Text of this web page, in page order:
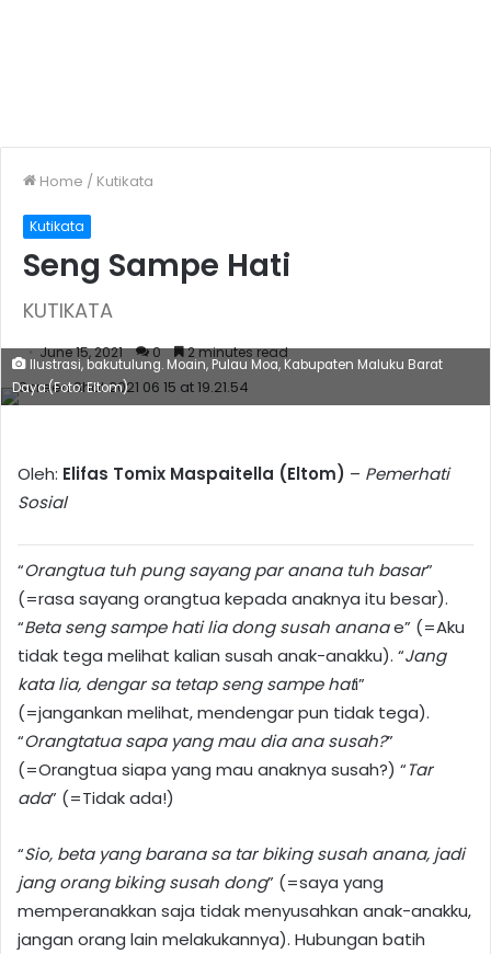
Home / Kutikata
Kutikata
Seng Sampe Hati
KUTIKATA
June 15, 2021 0 2 minutes read
Ilustrasi, bakutulung. Moain, Pulau Moa, Kabupaten Maluku Barat
Daya.(Foto: Eltom)
Oleh: Elifas Tomix Maspaitella (Eltom) – Pemerhati
Sosial
“Orangtua tuh pung sayang par anana tuh basar”
(=rasa sayang orangtua kepada anaknya itu besar).
“Beta seng sampe hati lia dong susah ananae” (=Aku
tidak tega melihat kalian susah anak-anakku). “Jang
kata lia, dengar sa tetap seng sampe hati”
(=jangankan melihat, mendengar pun tidak tega).
“Orangtatua sapa yang mau dia ana susah?”
(=Orangtua siapa yang mau anaknya susah?) “Tar
ada” (=Tidak ada!)
“Sio, beta yang barana sa tar biking susah anana, jadi
jang orang biking susah dong” (=saya yang
memperanakkan saja tidak menyusahkan anak-anakku,
jangan orang lain melakukannya). Hubungan batih